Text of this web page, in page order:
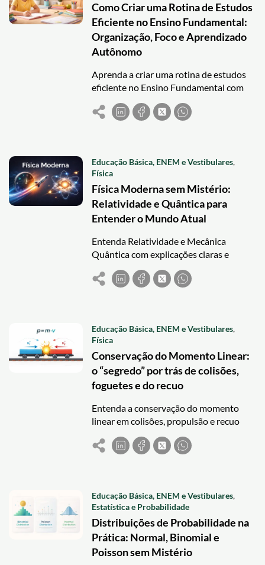
Como Criar uma Rotina de Estudos
Eficiente no Ensino Fundamental:
Organização, Foco e Aprendizado
Autônomo
Aprenda a criar uma rotina de estudos
eficiente no Ensino Fundamental com
organização, foco e revisões leves para
aprender melhor.
Educação Básica, ENEM e Vestibulares,
Física
Física Moderna sem Mistério:
Relatividade e Quântica para
Entender o Mundo Atual
Entenda Relatividade e Mecânica
Quântica com explicações claras e
aplicações práticas para provas e
tecnologia atual.
Educação Básica, ENEM e Vestibulares,
Física
Conservação do Momento Linear:
o “segredo” por trás de colisões,
foguetes e do recuo
Entenda a conservação do momento
linear em colisões, propulsão e recuo
com explicações claras e foco em
exercícios e provas.
Educação Básica, ENEM e Vestibulares,
Estatística e Probabilidade
Distribuições de Probabilidade na
Prática: Normal, Binomial e
Poisson sem Mistério